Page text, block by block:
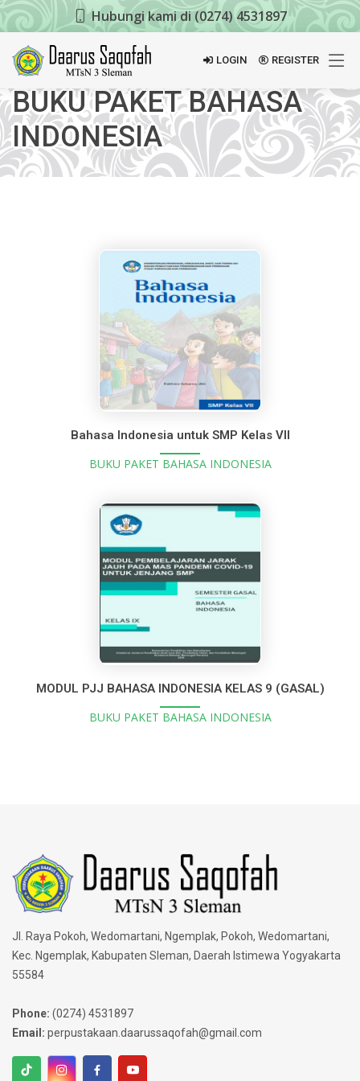
Hubungi kami di (0274) 4531897
LOGIN REGISTER
BUKU PAKET BAHASA
INDONESIA
Bahasa Indonesia untuk SMP Kelas VII
BUKU PAKET BAHASA INDONESIA
MODUL PJJ BAHASA INDONESIA KELAS 9 (GASAL)
BUKU PAKET BAHASA INDONESIA
Jl. Raya Pokoh, Wedomartani, Ngemplak, Pokoh, Wedomartani,
Kec. Ngemplak, Kabupaten Sleman, Daerah Istimewa Yogyakarta
55584
Phone: (0274) 4531897
Email: perpustakaan.daarussaqofah@gmail.com